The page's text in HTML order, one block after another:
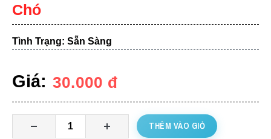
Chó
Tình Trạng: Sẵn Sàng
Giá: 30.000 đ
THÊM VÀO GIỎ